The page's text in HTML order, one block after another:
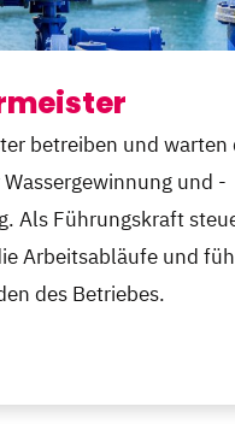
betreiben und warten
und -
Als Führungskraft
Arbeitsabläufe und
des Betriebes.